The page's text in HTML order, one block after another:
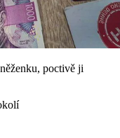
poctivě ji